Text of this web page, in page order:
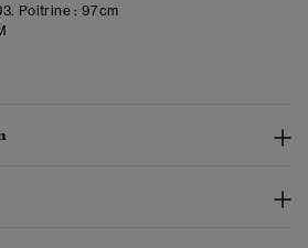
Poitrine : 97cm